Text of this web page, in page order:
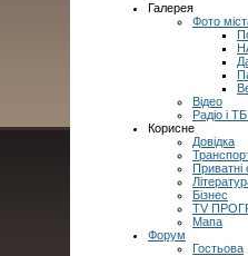
Галерея
Фото
Відео
Радіо і
Корисне
Довідка
Приватні
Бізнес
TV
Мапа
Форум
Гостьова